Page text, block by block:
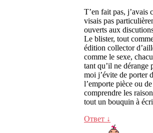
T’en fait pas, j’avais
visais pas
ouverts aux
Le blister, tout
édition collector
comme le sexe,
tant qu’il ne dérange
moi j’évite de porter
l’emporte pièce ou
comprendre les
tout un bouquin à
Ответ ↓